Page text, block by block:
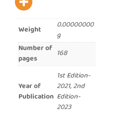
Weight
0.00000000
g
Number of
pages
168
Year of
Publication
1st Edition-
2021, 2nd
Edition-
2023